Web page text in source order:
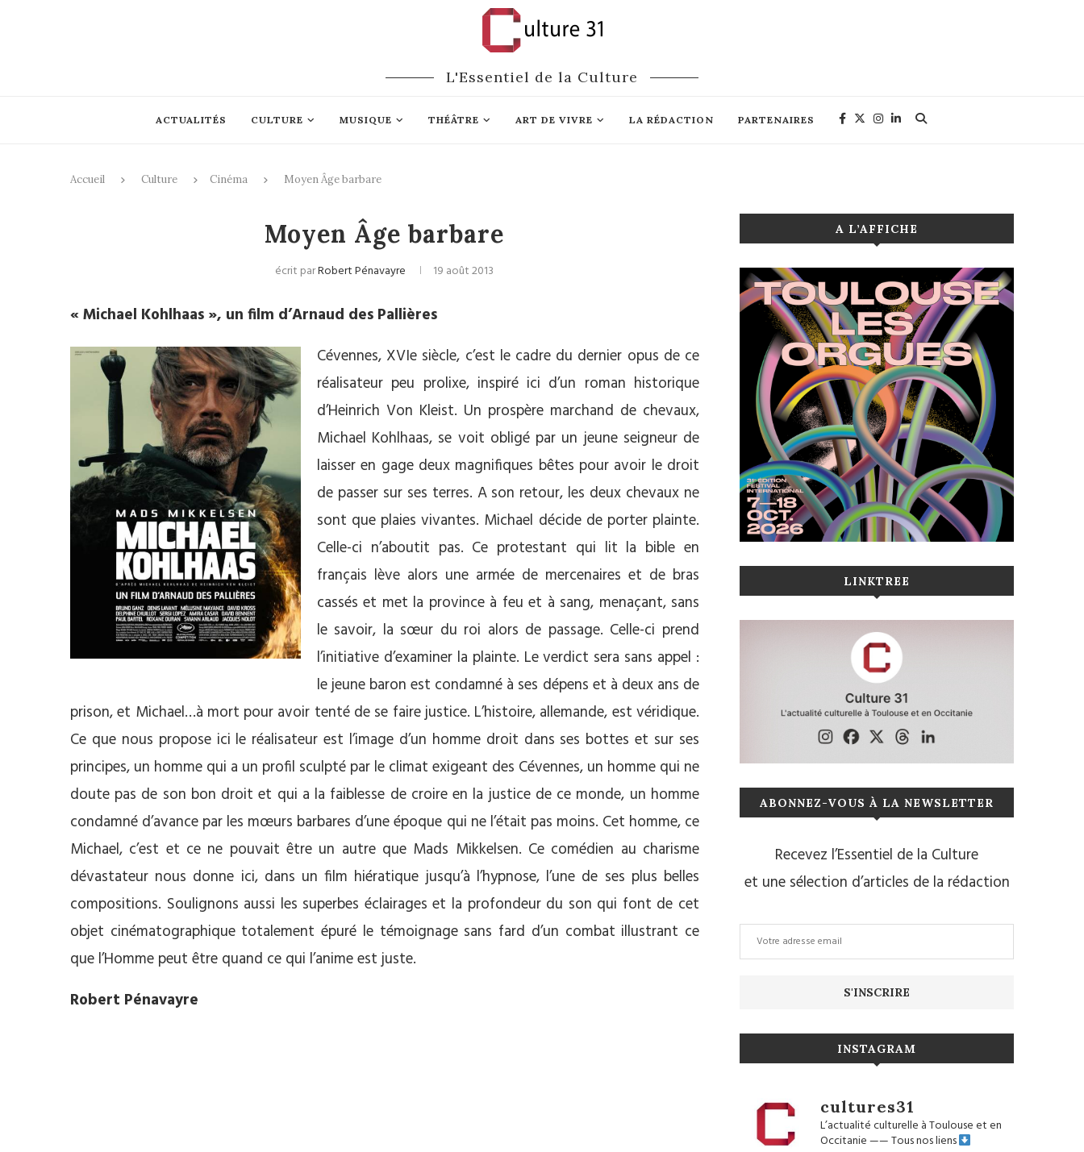
L'Essentiel de la Culture
ACTUALITÉS CULTURE MUSIQUE THÉÂTRE ART DE VIVRE LA RÉDACTION PARTENAIRES
Accueil Culture Cinéma Moyen Âge barbare
Moyen Âge barbare
écrit parRobert Pénavayre 19 août 2013
« Michael Kohlhaas », un film d’Arnaud des Pallières
Cévennes, XVIe siècle, c’est le cadre du dernier opus de ce
réalisateur peu prolixe, inspiré ici d’un roman historique
d’Heinrich Von Kleist. Un prospère marchand de chevaux,
Michael Kohlhaas, se voit obligé par un jeune seigneur de
laisser en gage deux magnifiques bêtes pour avoir le droit
de passer sur ses terres. A son retour, les deux chevaux ne
sont que plaies vivantes. Michael décide de porter plainte.
Celle-ci n’aboutit pas. Ce protestant qui lit la bible en
français lève alors une armée de mercenaires et de bras
cassés et met la province à feu et à sang, menaçant, sans
le savoir, la sœur du roi alors de passage. Celle-ci prend
l’initiative d’examiner la plainte. Le verdict sera sans appel :
le jeune baron est condamné à ses dépens et à deux ans de
prison, et Michael…à mort pour avoir tenté de se faire justice. L’histoire, allemande, est véridique.
Ce que nous propose ici le réalisateur est l’image d’un homme droit dans ses bottes et sur ses
principes, un homme qui a un profil sculpté par le climat exigeant des Cévennes, un homme qui ne
doute pas de son bon droit et qui a la faiblesse de croire en la justice de ce monde, un homme
condamné d’avance par les mœurs barbares d’une époque qui ne l’était pas moins. Cet homme, ce
Michael, c’est et ce ne pouvait être un autre que Mads Mikkelsen. Ce comédien au charisme
dévastateur nous donne ici, dans un film hiératique jusqu’à l’hypnose, l’une de ses plus belles
compositions. Soulignons aussi les superbes éclairages et la profondeur du son qui font de cet
objet cinématographique totalement épuré le témoignage sans fard d’un combat illustrant ce
que l’Homme peut être quand ce qui l’anime est juste.
Robert Pénavayre
A L’AFFICHE
LINKTREE
ABONNEZ-VOUS À LA NEWSLETTER
Recevez l’Essentiel de la Culture
et une sélection d’articles de la rédaction
INSTAGRAM
cultures31
L’actualité culturelle à Toulouse et en
Occitanie——Tous nos liens